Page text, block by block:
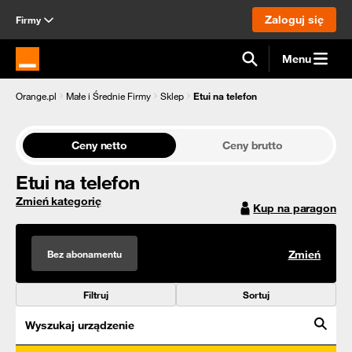
Firmy Zaloguj się
Strona główna Orange.pl Menu
Orange.pl Małe i Średnie Firmy Sklep Etui na telefon
Ceny netto Ceny brutto
Etui na telefon
Zmień kategorię Kup na paragon
Bez abonamentu Zmień
Filtruj Sortuj
Wyszukaj urządzenie